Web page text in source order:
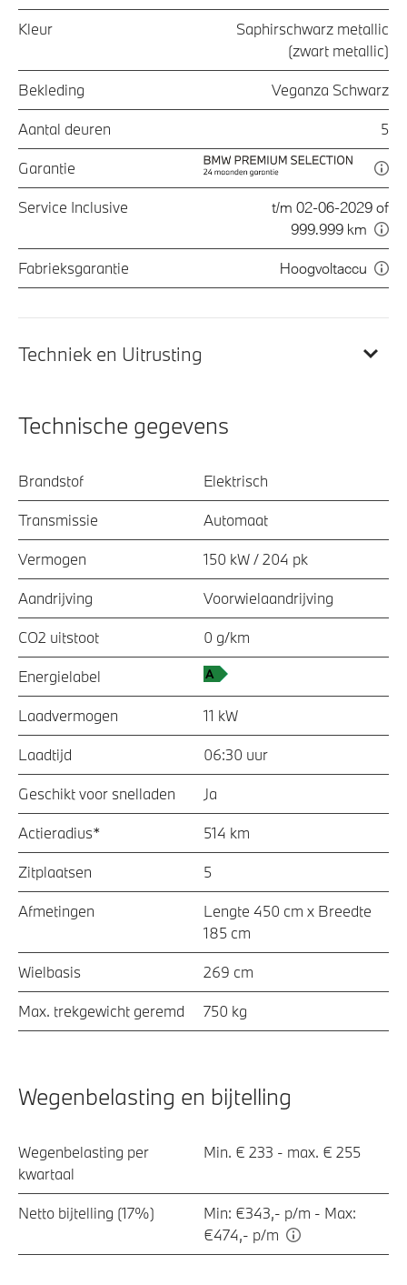
Kleur
Saphirschwarz metallic
(zwart metallic)
Bekleding Veganza Schwarz
Aantal deuren 5
Garantie
Service Inclusive
t/m 02-06-2029 of
999.999 km
Fabrieksgarantie Hoogvoltaccu
Techniek en Uitrusting
Technische gegevens
Brandstof Elektrisch
Transmissie Automaat
Vermogen 150 kW / 204 pk
Aandrijving Voorwielaandrijving
CO2 uitstoot 0 g/km
Energielabel
Laadvermogen 11 kW
Laadtijd 06:30 uur
Geschikt voor snelladen Ja
Actieradius* 514 km
Zitplaatsen 5
Afmetingen
Lengte 450 cm x Breedte
185 cm
Wielbasis 269 cm
Max. trekgewicht geremd 750 kg
Wegenbelasting en bijtelling
Wegenbelasting per
kwartaal
Min. € 233 - max. € 255
Netto bijtelling (17%)
Min: €343,- p/m - Max:
€474,- p/m